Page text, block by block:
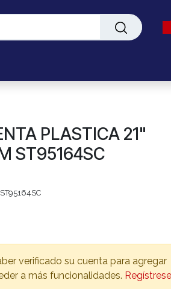
PLASTICA 21"
ST95164SC
ST95164SC
verificado su cuenta para agregar
a más funcionalidades.